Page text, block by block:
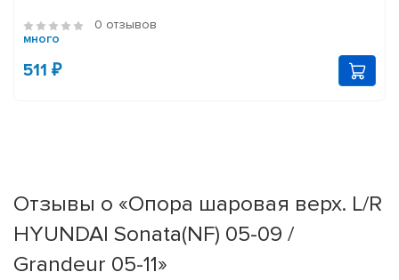
0 отзывов
много
511 ₽
Отзывы о «Опора шаровая верх. L/R
HYUNDAI Sonata(NF) 05-09 /
Grandeur 05-11»